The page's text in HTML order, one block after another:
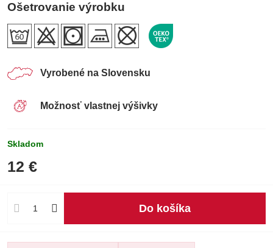
Ošetrovanie výrobku
Vyrobené na Slovensku
Možnosť vlastnej výšivky
Skladom
12 €
Do košíka